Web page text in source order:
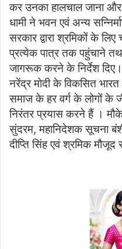
कर उनका हालचाल जाना और
धामी ने भवन एवं अन्य
सरकार द्वारा श्रमिकों के
प्रत्येक पात्र तक पहुंचाने
जागरूक करने के निर्देश दिए।
नरेंद्र मोदी के विकसित
समाज के हर वर्ग के लोगों के
निरंतर प्रयास करने हैं ।
सुंदरम, महानिदेशक सूचना
दीप्ति सिंह एवं श्रमिक मौजूद